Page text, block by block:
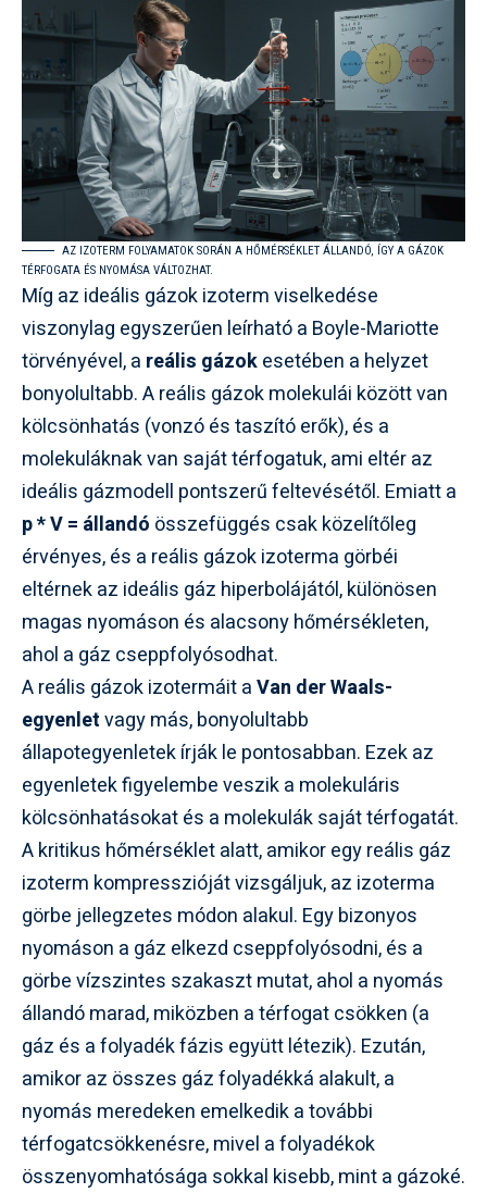
AZ IZOTERM FOLYAMATOK SORÁN A HŐMÉRSÉKLET ÁLLANDÓ, ÍGY A GÁZOK
TÉRFOGATA ÉS NYOMÁSA VÁLTOZHAT.
Míg az ideális gázok izoterm viselkedése
viszonylag egyszerűen leírható a Boyle-Mariotte
törvényével, a reális gázokesetében a helyzet
bonyolultabb. A reális gázok molekulái között van
kölcsönhatás (vonzó és taszító erők), és a
molekuláknak van saját térfogatuk, ami eltér az
ideális gázmodell pontszerű feltevésétől. Emiatt a
p * V = állandó összefüggés csak közelítőleg
érvényes, és a reális gázok izoterma görbéi
eltérnek az ideális gáz hiperbolájától, különösen
magas nyomáson és alacsony hőmérsékleten,
ahol a gáz cseppfolyósodhat.
A reális gázok izotermáit aVan der Waals-
egyenletvagy más, bonyolultabb
állapotegyenletek írják le pontosabban. Ezek az
egyenletek figyelembe veszik a molekuláris
kölcsönhatásokat és a molekulák saját térfogatát.
A kritikus hőmérséklet alatt, amikor egy reális gáz
izoterm kompresszióját vizsgáljuk, az izoterma
görbe jellegzetes módon alakul. Egy bizonyos
nyomáson a gáz elkezd cseppfolyósodni, és a
görbe vízszintes szakaszt mutat, ahol a nyomás
állandó marad, miközben a térfogat csökken (a
gáz és a folyadék fázis együtt létezik). Ezután,
amikor az összes gáz folyadékká alakult, a
nyomás meredeken emelkedik a további
térfogatcsökkenésre, mivel a folyadékok
összenyomhatósága sokkal kisebb, mint a gázoké.